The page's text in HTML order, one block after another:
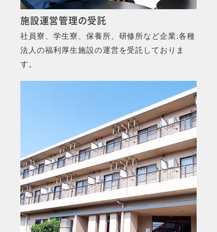
施設運営管理の受託
社員寮、学生寮、保養所、研修所など企業.各種
法人の福利厚生施設の運営を受託しておりま
す。
MORE